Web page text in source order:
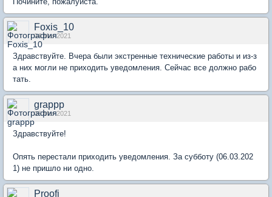
Foxis_10
04 Mar 2021
Здравствуйте. Вчера были экстренные технические работы и из-з
а них могли не приходить уведомления. Сейчас все должно рабо
тать.
grappp
06 Mar 2021
Здравствуйте!
Опять перестали приходить уведомления. За субботу (06.03.202
1) не пришло ни одно.
Proofi